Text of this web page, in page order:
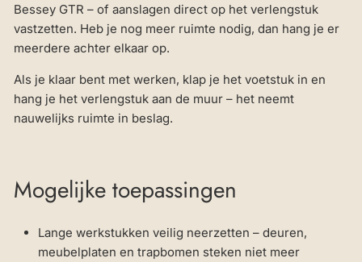
Bessey GTR – of aanslagen direct op het verlengstuk
vastzetten. Heb je nog meer ruimte nodig, dan hang je er
meerdere achter elkaar op.
Als je klaar bent met werken, klap je het voetstuk in en
hang je het verlengstuk aan de muur – het neemt
nauwelijks ruimte in beslag.
Mogelijke toepassingen
Lange werkstukken veilig neerzetten – deuren,
meubelplaten en trapbomen steken niet meer